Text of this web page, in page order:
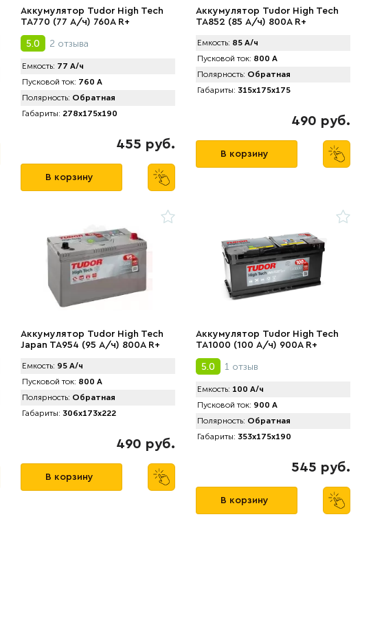
Аккумулятор Tudor High Tech
TA770 (77 А/ч) 760A R+
5.0 2 отзыва
Емкость: 77 А/ч
Пусковой ток: 760 А
Полярность: Обратная
Габариты: 278x175x190
455 руб.
В корзину
Аккумулятор Tudor High Tech
TA852 (85 А/ч) 800A R+
Емкость: 85 А/ч
Пусковой ток: 800 А
Полярность: Обратная
Габариты: 315x175x175
490 руб.
В корзину
Аккумулятор Tudor High Tech
Japan TA954 (95 А/ч) 800A R+
Емкость: 95 А/ч
Пусковой ток: 800 А
Полярность: Обратная
Габариты: 306x173x222
490 руб.
В корзину
Аккумулятор Tudor High Tech
TA1000 (100 А/ч) 900A R+
5.0 1 отзыв
Емкость: 100 А/ч
Пусковой ток: 900 А
Полярность: Обратная
Габариты: 353x175x190
545 руб.
В корзину